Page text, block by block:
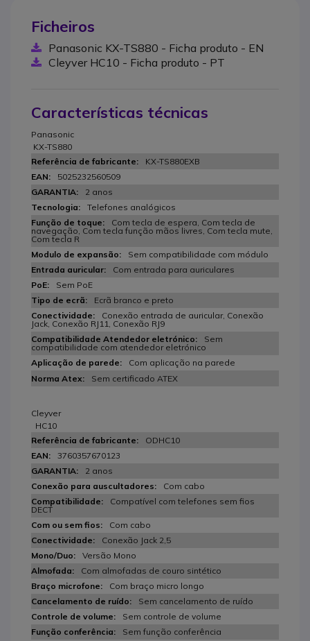
Ficheiros
Panasonic KX-TS880 - Ficha produto - EN
Cleyver HC10 - Ficha produto - PT
Características técnicas
Panasonic
KX-TS880
KX-TS880EXB
5025232560509
2 anos
Telefones analógicos
Com tecla de espera, Com tecla de
navegação, Com tecla função mãos livres, Com tecla mute,
Com tecla R
Sem compatibilidade com módulo
Com entrada para auriculares
Sem PoE
Ecrã branco e preto
Conexão entrada de auricular, Conexão
Jack, Conexão RJ11, Conexão RJ9
Sem
compatibilidade com atendedor eletrónico
Com aplicação na parede
Sem certificado ATEX
Cleyver
HC10
ODHC10
3760357670123
2 anos
Com cabo
Compatível com telefones sem fios
DECT
Com cabo
Conexão Jack 2,5
Versão Mono
Com almofadas de couro sintético
Com braço micro longo
Sem cancelamento de ruído
Sem controle de volume
Sem função conferência